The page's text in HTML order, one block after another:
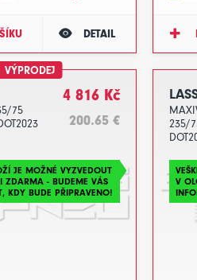
DETAIL
VÝPRODEJ
75
4 816 Kč
200.65 €
JE MOŽNÉ VYZVEDOUT
ZDARMA - BUDEME VÁS
KDY BUDE PŘIPRAVENO!
235/
V